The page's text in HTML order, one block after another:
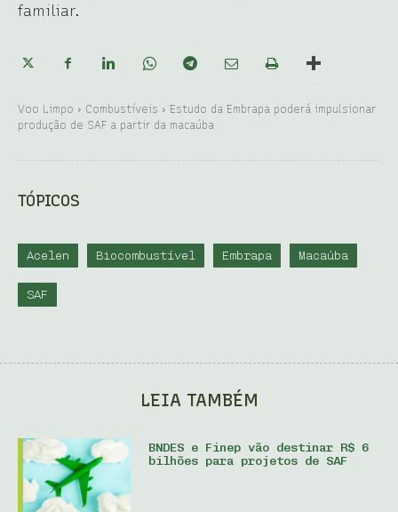
familiar.
Voo Limpo Combustíveis
Estudo da Embrapa poderá impulsionar
produção de SAF a partir da macaúba
TÓPICOS
Acelen Biocombustível Embrapa Macaúba
SAF
LEIA TAMBÉM
BNDES e Finep vão destinar R$ 6
bilhões para projetos de SAF